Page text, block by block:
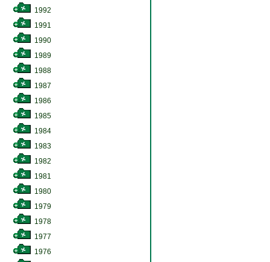
1992
1991
1990
1989
1988
1987
1986
1985
1984
1983
1982
1981
1980
1979
1978
1977
1976